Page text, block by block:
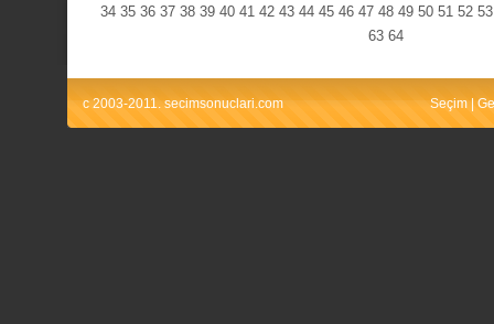
34 35 36 37 38 39 40 41 42 43 44 45 46 47 48 49 50 51 52 53
63 64
c 2003-2011. secimsonuclari.com Seçim |